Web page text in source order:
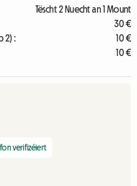
Tëscht 2 Nuecht an 1 Mount
30 €
2) :
10 €
10 €
verifizéiert